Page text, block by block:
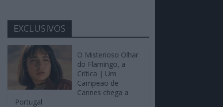
EXCLUSIVOS
O Misterioso Olhar
do Flamingo, a
Crítica | Um
Campeão de
Cannes chega a
Portugal